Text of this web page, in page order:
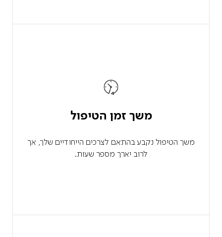
משך זמן הטיפול
משך הטיפול נקבע בהתאם לצרכים הייחודיים שלך, אך
לרוב יארך מספר שעות.